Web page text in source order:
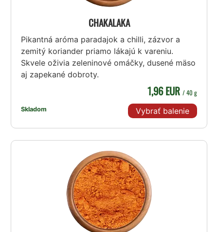
CHAKALAKA
Pikantná aróma paradajok a chilli, zázvor a
zemitý koriander priamo lákajú k vareniu.
Skvele oživia zeleninové omáčky, dusené mäso
aj zapekané dobroty.
Skladom
1,96 EUR / 40 g
Vybrať balenie